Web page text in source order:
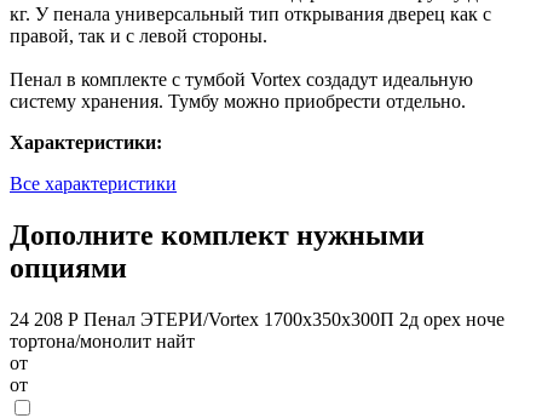
кг. У пенала универсальный тип открывания дверец как с
правой, так и с левой стороны.
Пенал в комплекте с тумбой Vortex создадут идеальную
систему хранения. Тумбу можно приобрести отдельно.
Характеристики:
Все характеристики
Дополните комплект нужными
опциями
24 208 Р Пенал ЭТЕРИ/Vortex 1700х350х300П 2д орех ноче
тортона/монолит найт
от
от